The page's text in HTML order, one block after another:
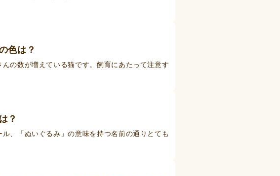
色は？
の数が増えている猫です。飼育にあたって注意す
？
、「ぬいぐるみ」の意味を持つ名前の通りとても